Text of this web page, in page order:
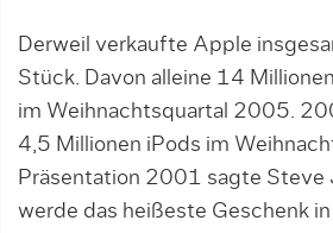
Derweil verkaufte Apple
Stück. Davon alleine 14
im Weihnachtsquartal 2005.
4,5 Millionen iPods im
Präsentation 2001 sagte Steve
werde das heißeste Geschenk in